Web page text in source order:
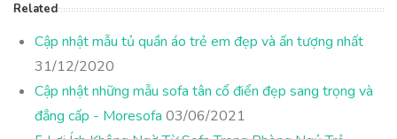
Related
Cập nhật mẫu tủ quần áo trẻ em đẹp và ấn tượng nhất
31/12/2020
Cập nhật những mẫu sofa tân cổ điển đẹp sang trọng và
đẳng cấp - Moresofa 03/06/2021